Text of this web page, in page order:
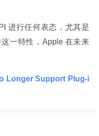
进行任何表态，尤其是
一特性，Apple 在未来
Longer Support Plug-i